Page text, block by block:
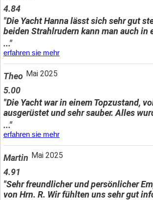
4.84
"Die Yacht Hanna lässt sich sehr gut
beiden Strahlrudern kann man auch in
..."
erfahren sie mehr
Theo Mai 2025
5.00
"Die Yacht war in einem Topzustand,
ausgerüstet und sehr sauber. Alles
..."
erfahren sie mehr
Martin Mai 2025
4.91
"Sehr freundlicher und persönlicher
von Hrn. R. Wir fühlten uns sehr gut